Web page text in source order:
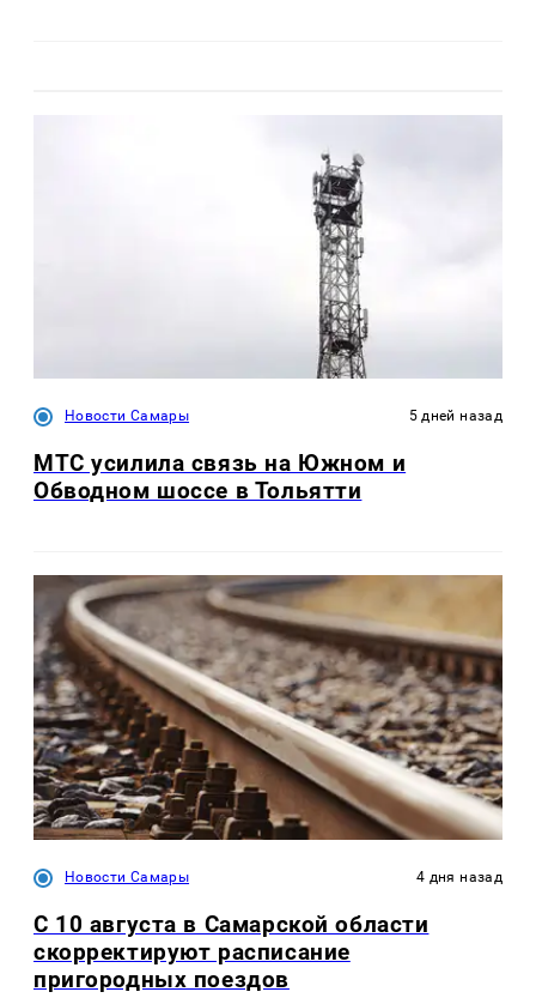
Новости Самары 5 дней назад
МТС усилила связь на Южном и
Обводном шоссе в Тольятти
Новости Самары 4 дня назад
С 10 августа в Самарской области
скорректируют расписание
пригородных поездов